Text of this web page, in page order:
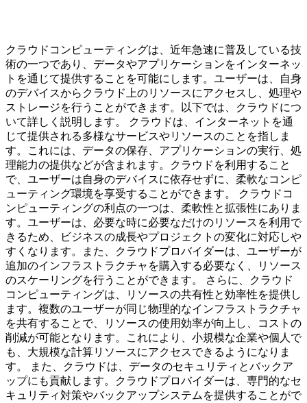
クラウドコンピューティングは、近年急速に普及している技
術の一つであり、データやアプリケーションをインターネッ
トを通じて提供することを可能にします。ユーザーは、自身
のデバイスからクラウド上のリソースにアクセスし、処理や
ストレージを行うことができます。以下では、クラウドにつ
いて詳しく説明します。 クラウドは、インターネットを通
じて提供される多様なサービスやリソースのことを指しま
す。これには、データの保存、アプリケーションの実行、処
理能力の提供などが含まれます。クラウドを利用すること
で、ユーザーは自身のデバイスに依存せずに、柔軟なコンピ
ューティング環境を享受することができます。 クラウドコ
ンピューティングの利点の一つは、柔軟性と拡張性にありま
す。ユーザーは、必要な時に必要なだけのリソースを利用で
きるため、ビジネスの成長やプロジェクトの変化に対応しや
すくなります。また、クラウドプロバイダーは、ユーザーが
追加のインフラストラクチャを購入する必要なく、リソース
のスケーリングを行うことができます。 さらに、クラウド
コンピューティングは、リソースの共有性と効率性を提供し
ます。複数のユーザーが同じ物理的なインフラストラクチャ
を共有することで、リソースの使用効率が向上し、コストの
削減が可能となります。これにより、小規模な企業や個人で
も、大規模な計算リソースにアクセスできるようになりま
す。 また、クラウドは、データのセキュリティとバックア
ップにも貢献します。クラウドプロバイダーは、専門的なセ
キュリティ対策やバックアップシステムを提供することがで